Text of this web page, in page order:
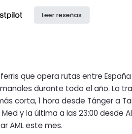
Leer reseñas
que opera rutas entre
durante todo el año. La
corta, 1 hora desde Tánger a
y la última a las 23:00 desde
AML este mes.